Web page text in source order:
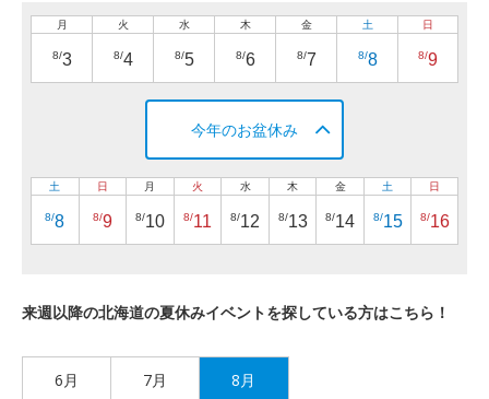
月
8/3
火
8/4
水
8/5
木
8/6
金
8/7
土
8/8
日
8/9
今年のお盆休み
土
8/8
日
8/9
月
8/10
火
8/11
水
8/12
木
8/13
金
8/14
土
8/15
日
8/16
来週以降の北海道の夏休みイベントを探している方はこちら！
6月 7月 8月